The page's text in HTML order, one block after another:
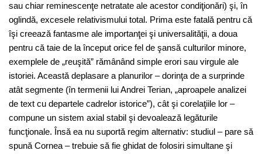
sau chiar reminescenţe netratate ale acestor condiţionări) şi, în
oglindă, excesele relativismului total. Prima este fatală pentru că
îşi creează fantasme ale importanţei şi universalităţii, a doua
pentru că taie de la început orice fel de şansă culturilor minore,
exemplele de „reuşită” rămânând simple erori sau virgule ale
istoriei. Această deplasare a planurilor – dorinţa de a surprinde
atât segmente (în termenii lui Andrei Terian, „aproapele analizei
de text cu departele cadrelor istorice”), cât şi corelaţiile lor –
compune un sistem axial stabil şi devoalează legăturile
funcţionale. Însă ea nu suportă regim alternativ: studiul – pare să
spună Cornea – trebuie să fie ghidat de folosiri simultane şi